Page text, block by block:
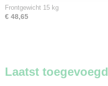
Frontgewicht 15 kg
€ 48,65
Laatst toegevoegd